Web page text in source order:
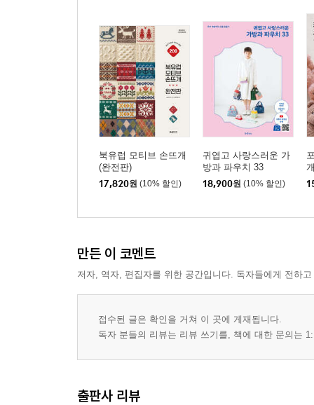
북유럽 모티브 손뜨개
(완전판)
17,820원 (10% 할인)
귀엽고 사랑스러운 가
방과 파우치 33
18,900원 (10% 할인)
만든 이 코멘트
저자, 역자, 편집자를 위한 공간입니다. 독자들에게 전하
접수된 글은 확인을 거쳐 이 곳에 게재됩니다.
독자 분들의 리뷰는 리뷰 쓰기를, 책에 대한 문의는
출판사 리뷰